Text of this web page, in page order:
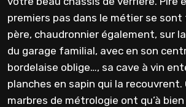
premiers pas dans le métier se
père, chaudronnier également, sur
du garage familial, avec en son
bordelaise oblige…, sa cave à vin
planches en sapin qui la recouvrent.
marbres de métrologie ont qu’à